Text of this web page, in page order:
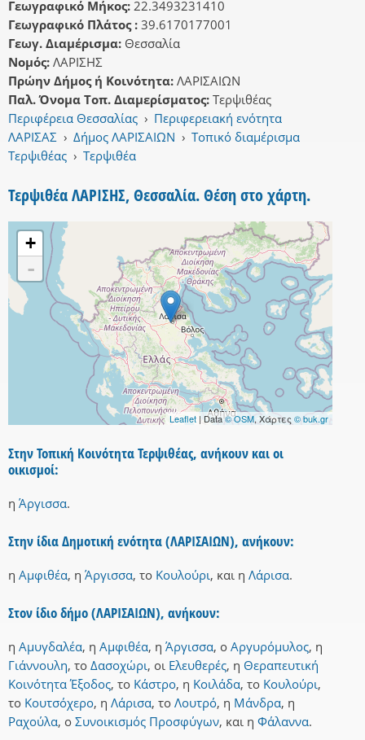
Γεωγραφικό Μήκος: 22.3493231410
Γεωγραφικό Πλάτος : 39.6170177001
Γεωγ. Διαμέρισμα: Θεσσαλία
Νομός: ΛΑΡΙΣΗΣ
Πρώην Δήμος ή Κοινότητα: ΛΑΡΙΣΑΙΩΝ
Παλ. Όνομα Τοπ. Διαμερίσματος: Τερψιθέας
Περιφέρεια Θεσσαλίας › Περιφερειακή ενότητα
ΛΑΡΙΣΑΣ › Δήμος ΛΑΡΙΣΑΙΩΝ › Τοπικό διαμέρισμα
Τερψιθέας › Τερψιθέα
Τερψιθέα ΛΑΡΙΣΗΣ, Θεσσαλία. Θέση στο χάρτη.
+
-
Leaflet | Data© OSM, Χάρτες © buk.gr
Στην Τοπική Κοινότητα Τερψιθέας, ανήκουν και οι
οικισμοί:
η Άργισσα.
Στην ίδια Δημοτική ενότητα (ΛΑΡΙΣΑΙΩΝ), ανήκουν:
η Αμφιθέα, η Άργισσα, το Κουλούρι, και η Λάρισα.
Στον ίδιο δήμο (ΛΑΡΙΣΑΙΩΝ), ανήκουν:
η Αμυγδαλέα, η Αμφιθέα, η Άργισσα, ο Αργυρόμυλος, η
Γιάννουλη, το Δασοχώρι, οι Ελευθερές, η Θεραπευτική
Κοινότητα Έξοδος, το Κάστρο, η Κοιλάδα, το Κουλούρι,
το Κουτσόχερο, η Λάρισα, το Λουτρό, η Μάνδρα, η
Ραχούλα, ο Συνοικισμός Προσφύγων, και η Φάλαννα.